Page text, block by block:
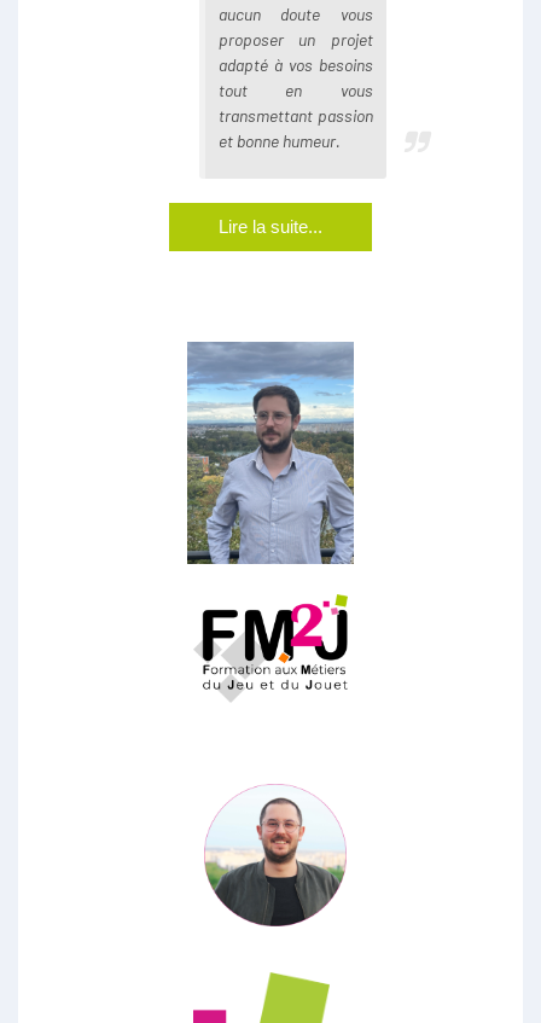
aucun doute vous
proposer un projet
adapté à vos besoins
tout en vous
transmettant passion
et bonne humeur.
Lire la suite...